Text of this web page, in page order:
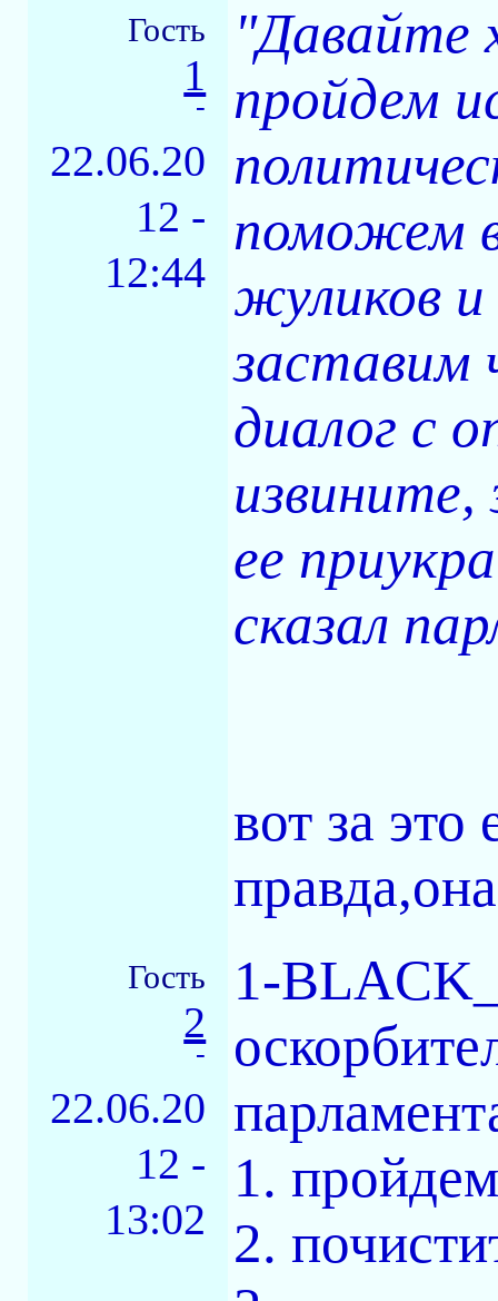
Гость
1
-
22.06.20
12 -
12:44
"Давайте
пройдем
поможем
жуликов
заставим
диалог с
извините,
ее
сказал
вот за это
Гость
2
-
22.06.20
12 -
13:02
1-
1.
2.